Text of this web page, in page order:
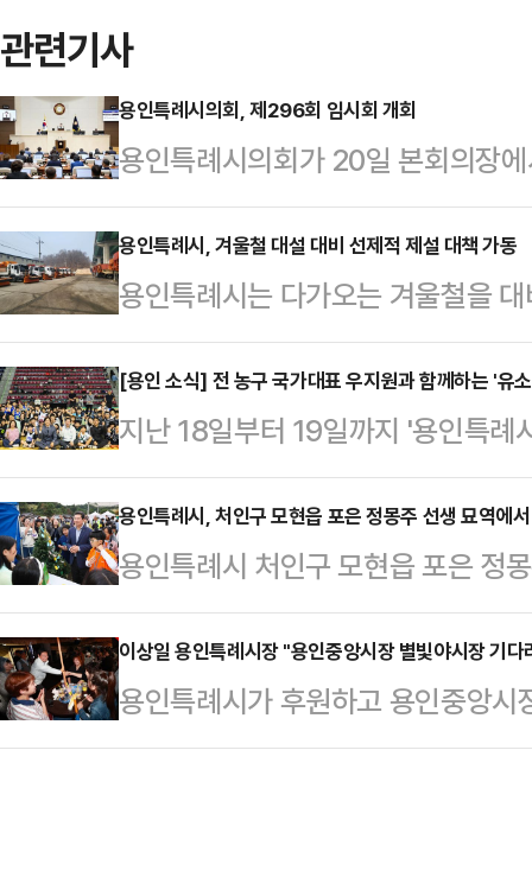
관련기사
용인특례시의회, 제296회 임시회 개회
용인특례시의회가 20일 본회의장
회의를 열고 본격적인 의정 활동에
"지금의 계절에 가장 어울리는 단
을 의미하는 만큼, 한 해를 시작하
과라는 열매로 이어지고 있다. 이러
거름이 될 수 있도록 서로의 지혜를
다.이어 "9대 의회 의원들의 헌신과
활동을 이어가겠다"며 …
용인특례시, 겨울철 대설 대비 선제적 제설 대책 가동
용인특례시는 다가오는 겨울철을
15일까지를 제설대책기간으로 정
진한다고 20일 밝혔다.시는 폭설과
예방하기 위해 선제적 대응과 현장
이번 제설대책은 '선제적 상황관리
향으로 설정하고, 폭설 시 신속한
통을 유지하는 데 중점을 뒀다.시
량 6대를 추가 투…
[용인 소식] 전 농구 국가대표 우지원과 함께하는 '유
지난 18일부터 19일까지 '용인특례
회'가 열리고 있다.용인특례시체육
시농구협회가 주관하는 이 대회는
우지원 선수는 대회조직위원회 대
께하는 유소년 농구대회'는 2023
체육관과 용인청소년수련관 농구
여명의 선수들이 참가해 기량을 뽐
한마음 체육대회 개최용인특례시
용인특례시, 처인구 모현읍 포은 정몽주 선생 묘역에
용인특례시 처인구 모현읍 포은 정
선생의 충절과 선비 정신을 기리는
제 추진위원회가 주관하고 용인문
맞이한 문화제는 18~19일까지 이
하다'를 주제로 18일 열린 문화제에
이상일 용인특례시장 "용인중앙시장 별빛야시장 기
용인특례시가 후원하고 용인중앙
장 별빛마당 야시장'이 지난 17일